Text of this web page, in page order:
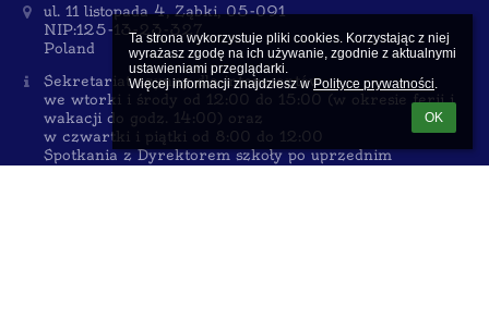
Ta strona wykorzystuje pliki cookies. Korzystając z niej
wyrażasz zgodę na ich używanie, zgodnie z aktualnymi
ustawieniami przeglądarki.
Więcej informacji znajdziesz w Polityce prywatności.
OK
ul. 11 listopada 4, Ząbki, 05-091
NIP:125-13-23-327
Poland
Sekretariat czynny dla interesantów
we wtorki i środy od 12:00 do 15:00 (w okresie ferii i
wakacji do godz. 14:00) oraz
w czwartki i piątki od 8:00 do 12:00
Spotkania z Dyrektorem szkoły po uprzednim